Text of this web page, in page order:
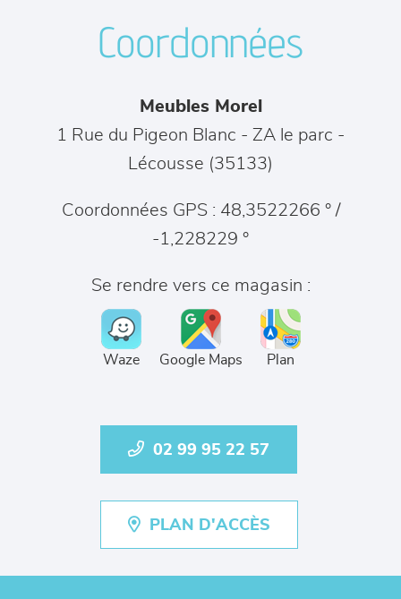
chambres et dressing
décoration
Coordonnées
Meubles Morel
1 Rue du Pigeon Blanc - ZA le parc -
Lécousse (35133)
Coordonnées GPS : 48,3522266 ° /
-1,228229 °
Se rendre vers ce magasin :
Waze Google Maps Plan
02 99 95 22 57
PLAN D'ACCÈS